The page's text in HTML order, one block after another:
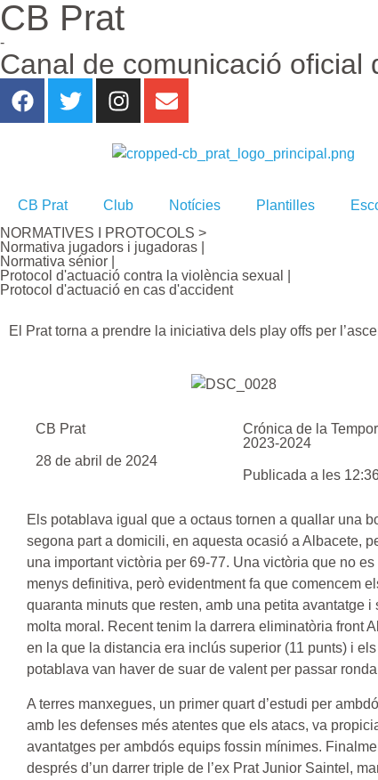
CB Prat
-
Canal de comunicació oficial
CB Prat Club Notícies Plantilles
NORMATIVES I PROTOCOLS >
Normativa jugadors i jugadoras |
Normativa sénior |
Protocol d'actuació contra la violència sexual |
Protocol d'actuació en cas d'accident
El Prat torna a prendre la iniciativa dels play offs per
CB Prat
28 de abril de 2024
Crónica de la
2023-2024
Publicada a les
Els potablava igual que a octaus tornen a quallar una
segona part a domicili, en aquesta ocasió a Albacete,
una important victòria per 69-77. Una victòria que no es
menys definitiva, però evidentment fa que comencem
quaranta minuts que resten, amb una petita avantatge i
molta moral. Recent tenim la darrera eliminatòria front
en la que la distancia era inclús superior (11 punts) i els
potablava van haver de suar de valent per passar
A terres manxegues, un primer quart d’estudi per
amb les defenses més atentes que els atacs, va
avantatges per ambdós equips fossin mínimes.
després d’un darrer triple de l’ex Prat Junior Saintel,